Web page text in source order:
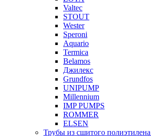
Valtec
STOUT
Wester
Speroni
Aquario
Termica
Belamos
Джилекс
Grundfos
UNIPUMP
Millennium
IMP PUMPS
ROMMER
ELSEN
Трубы из сшитого полиэтилена